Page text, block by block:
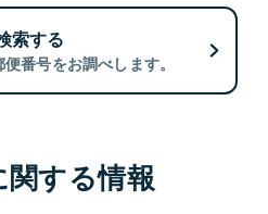
索する
番号をお調べします。
する情報